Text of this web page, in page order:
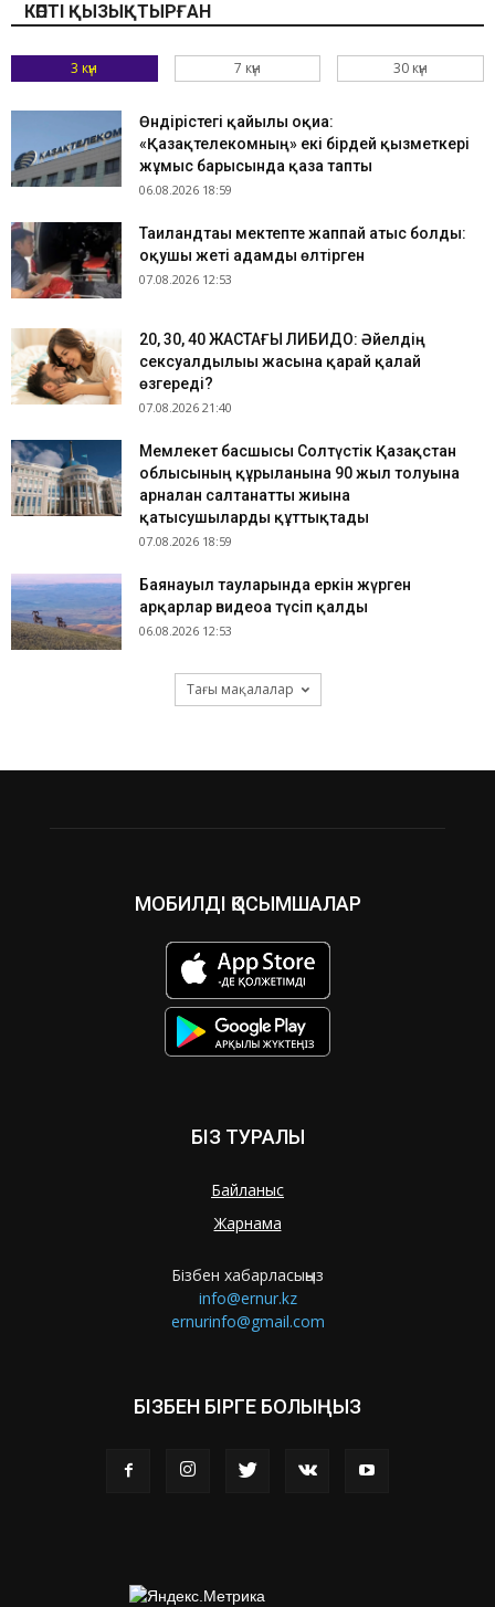
КӨПТІ ҚЫЗЫҚТЫРҒАН
3 күн 7 күн 30 күн
Өндірістегі қайғылы оқиға:
«Қазақтелекомның» екі бірдей қызметкері
жұмыс барысында қаза тапты
06.08.2026 18:59
Таиландтағы мектепте жаппай атыс болды:
оқушы жеті адамды өлтірген
07.08.2026 12:53
​20, 30, 40 ЖАСТАҒЫ ЛИБИДО: Әйелдің
сексуалдылығы жасына қарай қалай
өзгереді?
07.08.2026 21:40
Мемлекет басшысы Солтүстік Қазақстан
облысының құрылғанына 90 жыл толуына
арналған салтанатты жиынға
қатысушыларды құттықтады
07.08.2026 18:59
Баянауыл тауларында еркін жүрген
арқарлар видеоға түсіп қалды
06.08.2026 12:53
Тағы мақалалар
МОБИЛДІ ҚОСЫМШАЛАР
БІЗ ТУРАЛЫ
Байланыс
Жарнама
Бізбен хабарласыңыз
info@ernur.kz
ernurinfo@gmail.com
БІЗБЕН БІРГЕ БОЛЫҢЫЗ